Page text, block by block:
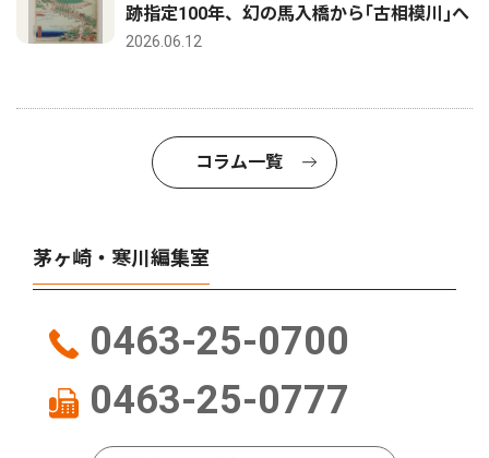
跡指定100年、幻の馬入橋から｢古相模川｣へ
2026.06.12
コラム一覧
茅ヶ崎・寒川編集室
0463-25-0700
0463-25-0777